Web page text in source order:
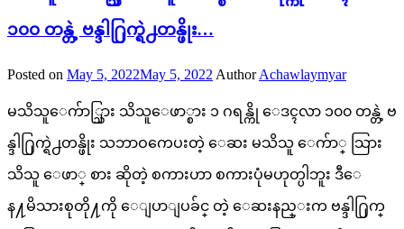
၁၀၀ တန္တဲ့ ဗန္ဒါ႐ြက္ရဲ႕တန္ဖိုး…
Posted on May 5, 2022May 5, 2022 Author Achawlaymyar
မသိသူေက်ာ္သြား သိသူေဖာ္စား ၁ ဂရန္ကို ေဒၚလာ ၁၀၀ တန္တဲ့ ဗ
န္ဒါ႐ြက္ရဲ႕တန္ဖိုး သဘာဝကေပးတဲ့ ေဆး မသိသူ ေက်ာ္ သြား
သိသူ ေဖာ္ စား ဆိုတဲ့ စကားဟာ စကားပုံမဟုတ္ပါဘူး ဒီေ
န႔မိသားစုတို႔ကို ေျပာျပခ်င္ တဲ့ ေဆးနည္းက ဗန္ဒါ႐ြက္